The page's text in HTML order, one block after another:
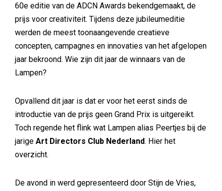
60e editie van de ADCN Awards bekendgemaakt, de
prijs voor creativiteit. Tijdens deze jubileumeditie
werden de meest toonaangevende creatieve
concepten, campagnes en innovaties van het afgelopen
jaar bekroond. Wie zijn dit jaar de winnaars van de
Lampen?
Opvallend dit jaar is dat er voor het eerst sinds de
introductie van de prijs geen Grand Prix is uitgereikt.
Toch regende het flink wat Lampen alias Peertjes bij de
jarige Art Directors Club Nederland. Hier het
overzicht.
De avond in werd gepresenteerd door Stijn de Vries,